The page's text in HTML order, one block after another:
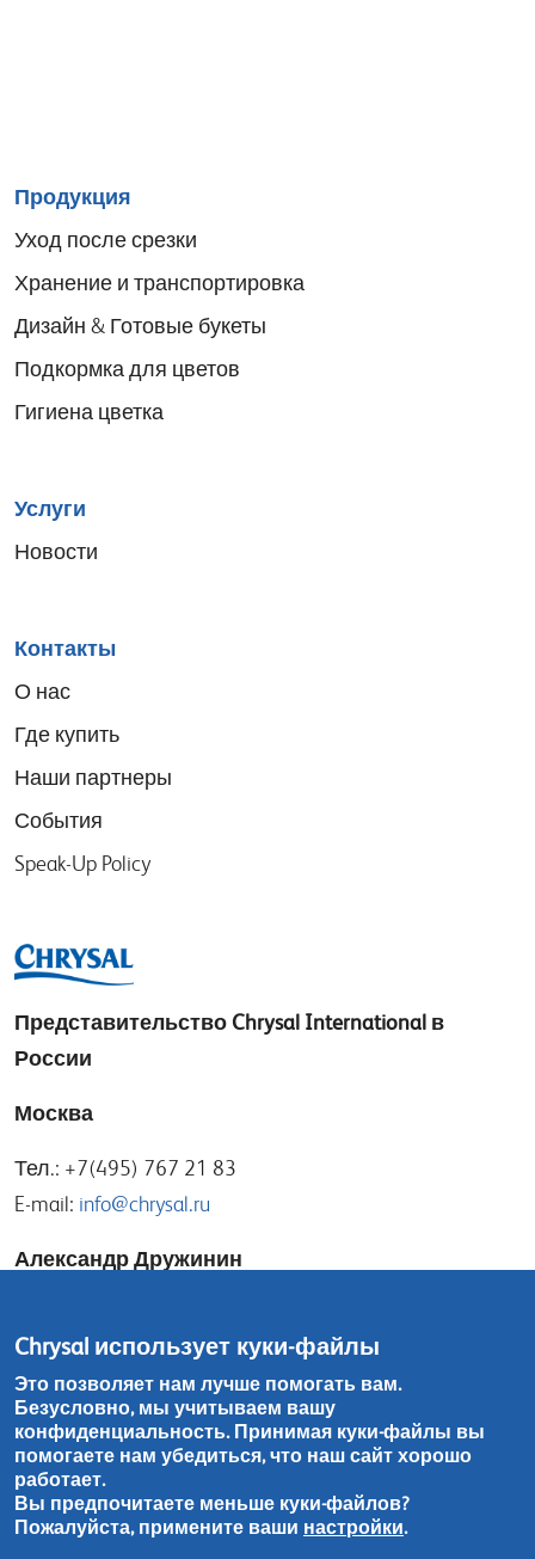
Sitemap
menu
Продукция
Уход после срезки
Хранение и транспортировка
Дизайн & Готовые букеты
Подкормка для цветов
Гигиена цветка
Услуги
Новости
Контакты
О нас
Где купить
Наши партнеры
События
Speak-Up Policy
Представительство Chrysal International в
России
Москва
Тел.: +7(495) 767 21 83
E-mail: info@chrysal.ru
Александр Дружинин
E-mail:igor@chrysal.ru
Тел.: +7(965) 198 12 74
Контакты
Chrysal использует куки-файлы
Это позволяет нам лучше помогать вам.
Безусловно, мы учитываем вашу
конфиденциальность. Принимая куки-файлы вы
помогаете нам убедиться, что наш сайт хорошо
работает.
Вы предпочитаете меньше куки-файлов?
Пожалуйста, примените ваши настройки.